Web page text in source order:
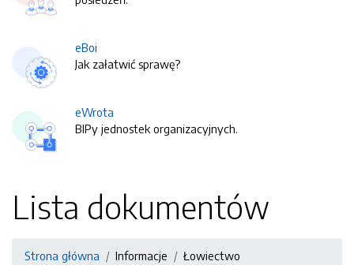
eBoi
Jak załatwić sprawę?
eWrota
BIPy jednostek organizacyjnych.
Lista dokumentów
Strona główna Informacje Łowiectwo